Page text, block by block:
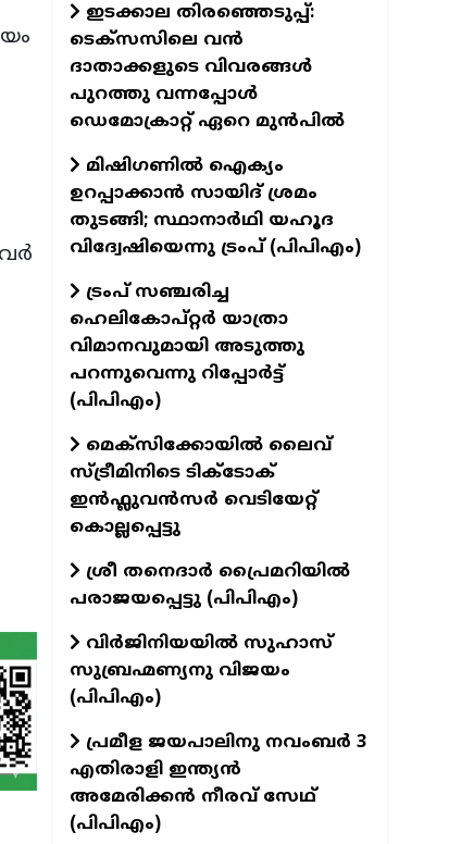
ഇടക്കാല തിരഞ്ഞെടുപ്പ്:
ടെക്സസിലെ വൻ
ദാതാക്കളുടെ വിവരങ്ങൾ
പുറത്തു വന്നപ്പോൾ
ഡെമോക്രാറ്റ് ഏറെ മുൻപിൽ
മിഷിഗണിൽ ഐക്യം
ഉറപ്പാക്കാൻ സായിദ് ശ്രമം
തുടങ്ങി; സ്ഥാനാർഥി യഹൂദ
വിദ്വേഷിയെന്നു ട്രംപ് (പിപിഎം)
ട്രംപ് സഞ്ചരിച്ച
ഹെലികോപ്റ്റർ യാത്രാ
വിമാനവുമായി അടുത്തു
പറന്നുവെന്നു റിപ്പോർട്ട്
(പിപിഎം)
മെക്സിക്കോയിൽ ലൈവ്
സ്ട്രീമിനിടെ ടിക്‌ടോക്
ഇൻഫ്ലുവൻസർ വെടിയേറ്റ്
കൊല്ലപ്പെട്ടു
ശ്രീ തനെദാർ പ്രൈമറിയിൽ
പരാജയപ്പെട്ടു (പിപിഎം)
വിർജിനിയയിൽ സുഹാസ്
സുബ്രഹ്മണ്യനു വിജയം
(പിപിഎം)
പ്രമീള ജയപാലിനു നവംബർ 3
എതിരാളി ഇന്ത്യൻ
അമേരിക്കൻ നീരവ് സേഥ്
(പിപിഎം)